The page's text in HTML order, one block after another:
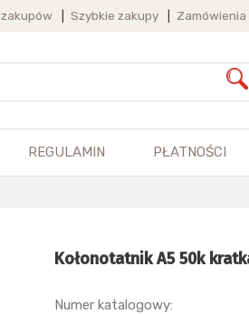
Szybkie zakupy Zamówienia
REGULAMIN PŁATNOŚCI
Kołonotatnik A5 50k
Numer katalogowy: